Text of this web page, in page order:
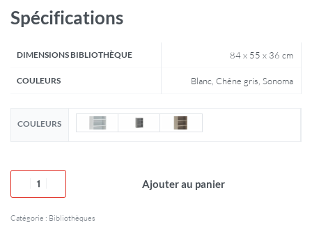
Spécifications
DIMENSIONS BIBLIOTHÈQUE 84 x 55 x 36 cm
COULEURS Blanc, Chêne gris, Sonoma
COULEURS
Ajouter au panier
Catégorie : Bibliothèques